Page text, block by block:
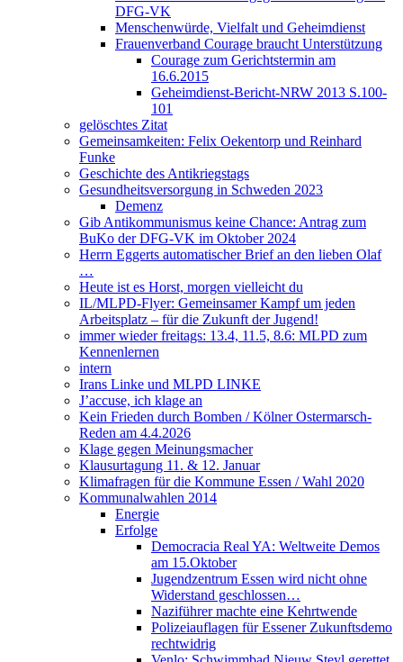
DFG-VK
Menschenwürde, Vielfalt und Geheimdienst
Frauenverband Courage braucht Unterstützung
Courage zum Gerichtstermin am
16.6.2015
Geheimdienst-Bericht-NRW 2013 S.100-
101
gelöschtes Zitat
Gemeinsamkeiten: Felix Oekentorp und Reinhard
Funke
Geschichte des Antikriegstags
Gesundheitsversorgung in Schweden 2023
Demenz
Gib Antikommunismus keine Chance: Antrag zum
BuKo der DFG-VK im Oktober 2024
Herrn Eggerts automatischer Brief an den lieben Olaf
…
Heute ist es Horst, morgen vielleicht du
IL/MLPD-Flyer: Gemeinsamer Kampf um jeden
Arbeitsplatz – für die Zukunft der Jugend!
immer wieder freitags: 13.4, 11.5, 8.6: MLPD zum
Kennenlernen
intern
Irans Linke und MLPD LINKE
J’accuse, ich klage an
Kein Frieden durch Bomben / Kölner Ostermarsch-
Reden am 4.4.2026
Klage gegen Meinungsmacher
Klausurtagung 11. & 12. Januar
Klimafragen für die Kommune Essen / Wahl 2020
Kommunalwahlen 2014
Energie
Erfolge
Democracia Real YA: Weltweite Demos
am 15.Oktober
Jugendzentrum Essen wird nicht ohne
Widerstand geschlossen…
Naziführer machte eine Kehrtwende
Polizeiauflagen für Essener Zukunftsdemo
rechtwidrig